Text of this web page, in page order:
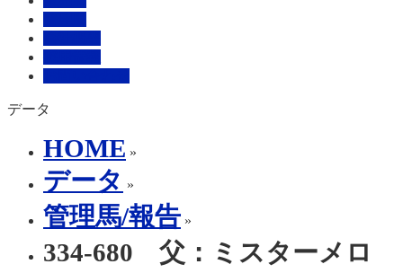
データ
HOME »
データ »
管理馬/報告 »
334-680 父：ミスターメロ